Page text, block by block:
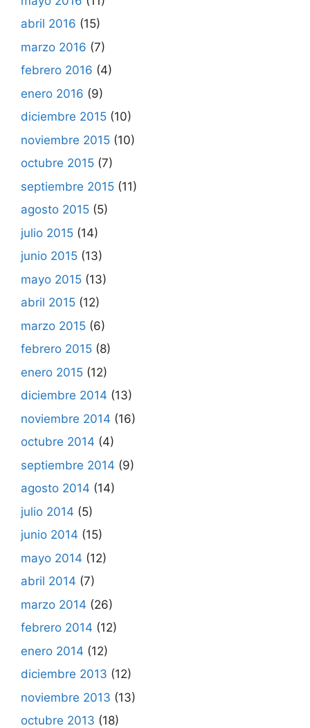
abril 2016 (15)
marzo 2016 (7)
febrero 2016 (4)
enero 2016 (9)
diciembre 2015 (10)
noviembre 2015 (10)
octubre 2015 (7)
septiembre 2015 (11)
agosto 2015 (5)
julio 2015 (14)
junio 2015 (13)
mayo 2015 (13)
abril 2015 (12)
marzo 2015 (6)
febrero 2015 (8)
enero 2015 (12)
diciembre 2014 (13)
noviembre 2014 (16)
octubre 2014 (4)
septiembre 2014 (9)
agosto 2014 (14)
julio 2014 (5)
junio 2014 (15)
mayo 2014 (12)
abril 2014 (7)
marzo 2014 (26)
febrero 2014 (12)
enero 2014 (12)
diciembre 2013 (12)
noviembre 2013 (13)
octubre 2013 (18)